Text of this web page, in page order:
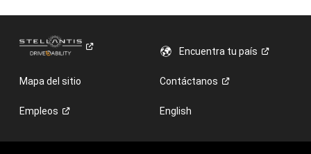
Encuentra tupaís
Mapa del sitio Contáctanos
Empleos English